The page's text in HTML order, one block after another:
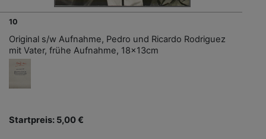
10
Original s/w Aufnahme, Pedro und Ricardo Rodriguez
mit Vater, frühe Aufnahme, 18x13cm
Startpreis: 5,00 €